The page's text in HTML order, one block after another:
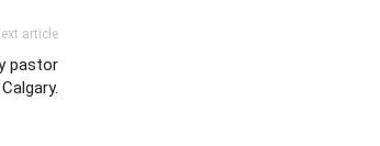
article
pastor